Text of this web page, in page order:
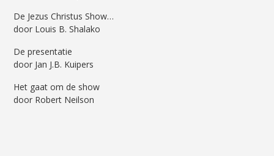
De Jezus Christus Show…
door Louis B. Shalako
De presentatie
door Jan J.B. Kuipers
Het gaat om de show
door Robert Neilson